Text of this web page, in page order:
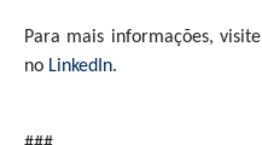
Para mais informações, visite
no LinkedIn.